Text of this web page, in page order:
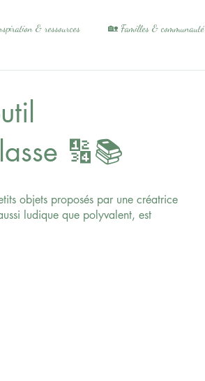
& ressources 🏡 Familles & communauté
🔢📚
objets proposés par une créatrice
ludique que polyvalent, est